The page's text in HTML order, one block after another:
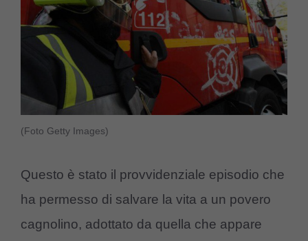
(Foto Getty Images)
Questo è stato il provvidenziale episodio che
ha permesso di salvare la vita a un povero
cagnolino, adottato da quella che appare